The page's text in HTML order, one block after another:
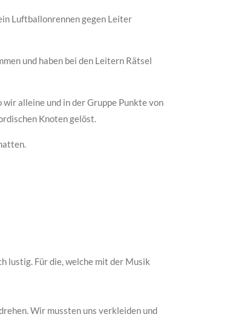
Luftballonrennen gegen Leiter
und haben bei den Leitern Rätsel
alleine und in der Gruppe Punkte von
Knoten gelöst.
lustig. Für die, welche mit der Musik
Wir mussten uns verkleiden und